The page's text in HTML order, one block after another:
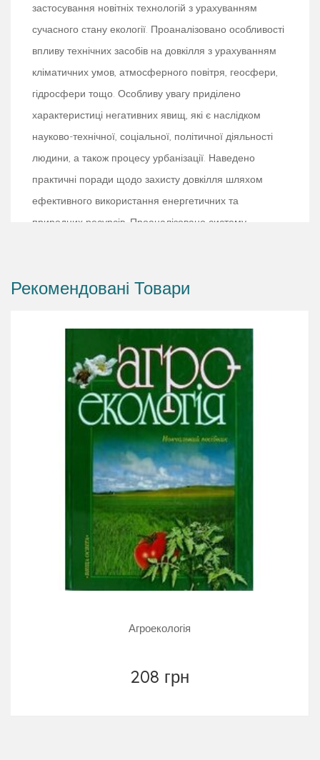
застосування новітніх технологій з урахуванням
сучасного стану екології. Проаналізовано особливості
впливу технічних засобів на довкілля з урахуванням
кліматичних умов, атмосферного повітря, геосфери,
гідросфери тощо. Особливу увагу приділено
характеристиці негативних явищ, які є наслідком
науково-технічної, соціальної, політичної діяльності
людини, а також процесу урбанізації. Наведено
практичні поради щодо захисту довкілля шляхом
ефективного використання енергетичних та
природних ресурсів. Проаналізовано систему
закладів, керівників державних установ, підприємств і
Рекомендовані Товари
Агроекологія
208 грн